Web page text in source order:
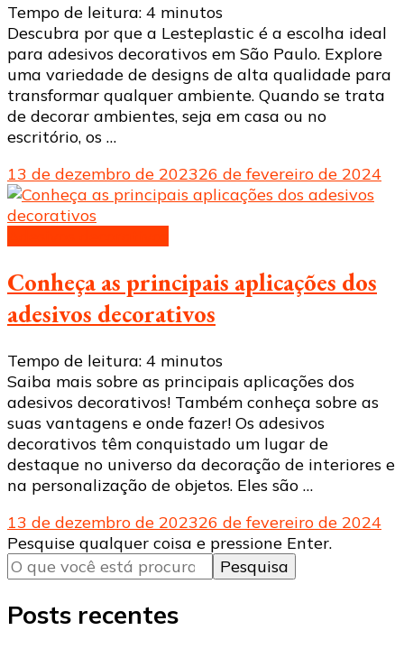
Tempo de leitura: 4 minutos
Descubra por que a Lesteplastic é a escolha ideal
para adesivos decorativos em São Paulo. Explore
uma variedade de designs de alta qualidade para
transformar qualquer ambiente. Quando se trata
de decorar ambientes, seja em casa ou no
escritório, os …
13 de dezembro de 202326 de fevereiro de 2024
Conheça as principais aplicações dos
adesivos decorativos
Tempo de leitura: 4 minutos
Saiba mais sobre as principais aplicações dos
adesivos decorativos! Também conheça sobre as
suas vantagens e onde fazer! Os adesivos
decorativos têm conquistado um lugar de
destaque no universo da decoração de interiores e
na personalização de objetos. Eles são …
13 de dezembro de 202326 de fevereiro de 2024
Procurando
algo?
Pesquise qualquer coisa e pressione Enter.
Posts recentes